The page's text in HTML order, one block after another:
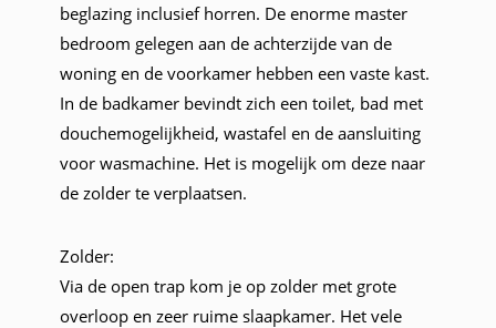
beglazing inclusief horren. De enorme master
bedroom gelegen aan de achterzijde van de
woning en de voorkamer hebben een vaste kast.
In de badkamer bevindt zich een toilet, bad met
douchemogelijkheid, wastafel en de aansluiting
voor wasmachine. Het is mogelijk om deze naar
de zolder te verplaatsen.
Zolder:
Via de open trap kom je op zolder met grote
overloop en zeer ruime slaapkamer. Het vele